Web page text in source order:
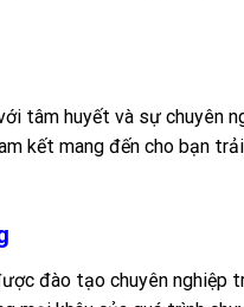
tâm huyết và sự chuyên
kết mang đến cho bạn
đào tạo chuyên nghiệp